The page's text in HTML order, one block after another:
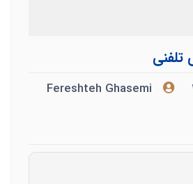
تلفنی
Fereshteh Ghasemi